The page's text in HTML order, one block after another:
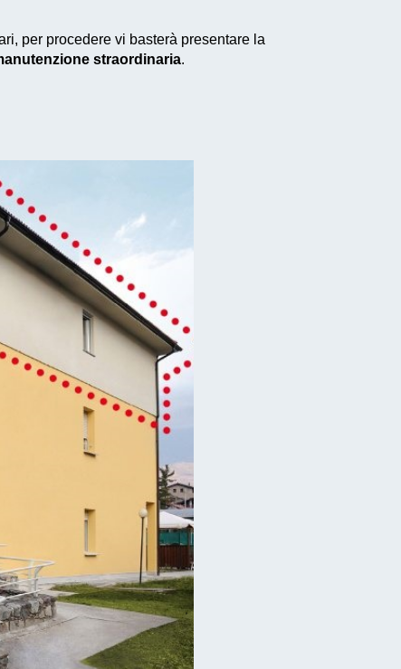
per procedere vi basterà presentare la
straordinaria.